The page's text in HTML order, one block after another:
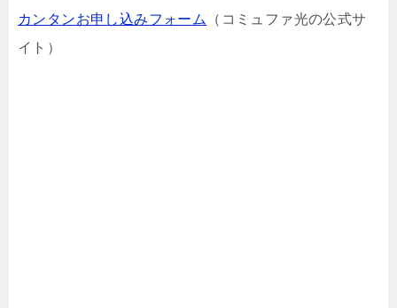
カンタンお申し込みフォーム
（コミュファ光の公式サ
イト）